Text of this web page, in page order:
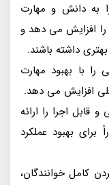
به دانش و مهارت
افزایش می دهد و
داشته باشند.
را با بهبود مهارت
افزایش می دهد.
قابل اجرا را ارائه
بهبود عملکرد
کامل خوانندگان،